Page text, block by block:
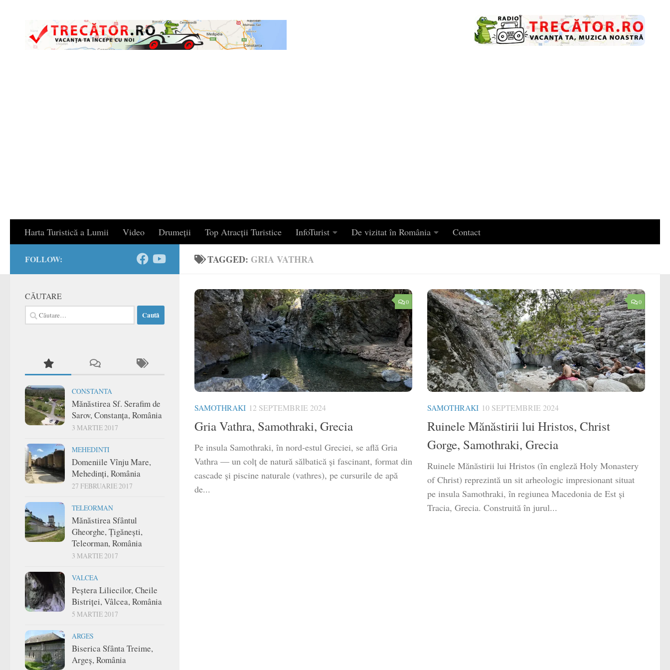
Harta Turistică a Lumii Video Drumeții Top Atracții Turistice InfoTurist De vizitat în România Contact
TAGGED:GRIA VATHRA
0
SAMOTHRAKI 12 SEPTEMBRIE 2024
Gria Vathra, Samothraki, Grecia
Pe insula Samothraki, în nord‑estul Greciei, se află Gria
Vathra — un colţ de natură sălbatică şi fascinant, format din
cascade şi piscine naturale (vathres), pe cursurile de apă
de...
0
SAMOTHRAKI 10 SEPTEMBRIE 2024
Ruinele Mănăstirii lui Hristos, Christ
Gorge, Samothraki, Grecia
Ruinele Mănăstirii lui Hristos (în engleză Holy Monastery
of Christ) reprezintă un sit arheologic impresionant situat
pe insula Samothraki, în regiunea Macedonia de Est și
Tracia, Grecia. Construită în jurul...
FOLLOW:
CĂUTARE
Caută
după:
CONSTANTA
Mănăstirea Sf. Serafim de
Sarov, Constanța, România
3 MARTIE 2017
MEHEDINTI
Domeniile Vînju Mare,
Mehedinți, România
27 FEBRUARIE 2017
TELEORMAN
Mănăstirea Sfântul
Gheorghe, Țigănești,
Teleorman, România
3 MARTIE 2017
VALCEA
Peștera Liliecilor, Cheile
Bistriței, Vâlcea, România
5 MARTIE 2017
ARGES
Biserica Sfânta Treime,
Argeș, România